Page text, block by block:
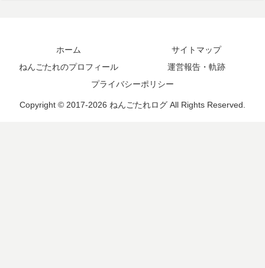
ホーム
サイトマップ
ねんごたれのプロフィール
運営報告・軌跡
プライバシーポリシー
Copyright © 2017-2026 ねんごたれログ All Rights Reserved.